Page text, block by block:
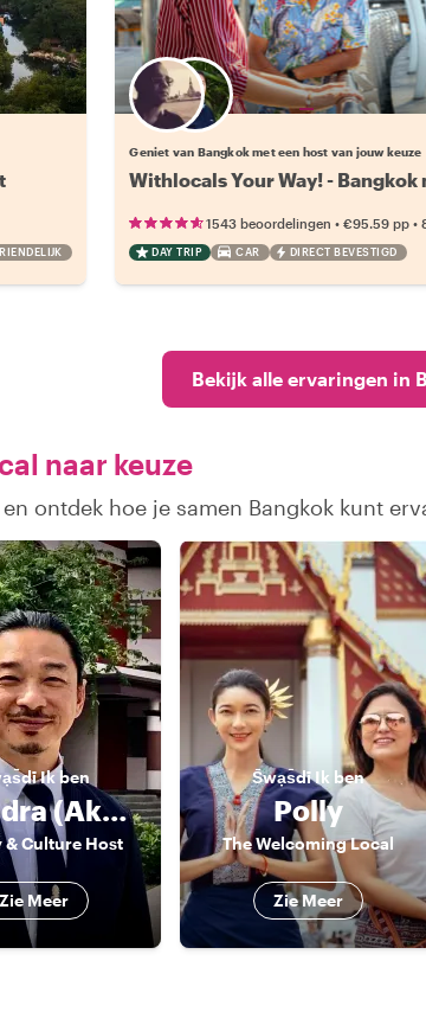
Kies jouw favoriete local
Geniet van Bangkok met een host van jouw keuze
Withlocals Your Way! - Bangkok
1543 beoordelingen •€95.59 pp •
DAY TRIP CAR DIRECT BEVESTIGD
Bekijk alle ervaringen in
naar keuze
ontdek hoe je samen Bangkok kunt
Ik ben
Agrindra (Akarin/ Andy)
& Culture Host
Zie Meer
S̄wạs̄dīIk ben
Polly
The Welcoming Local
Zie Meer